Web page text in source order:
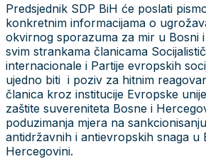
Predsjednik SDP BiH će poslati
konkretnim informacijama o
okvirnog sporazuma za mir u Bosni
svim strankama članicama
internacionale i Partije evropskih
ujedno biti i poziv za hitnim
članica kroz institucije Evropske
zaštite suvereniteta Bosne i
poduzimanja mjera na
antidržavnih i antievropskih snaga u
Hercegovini.